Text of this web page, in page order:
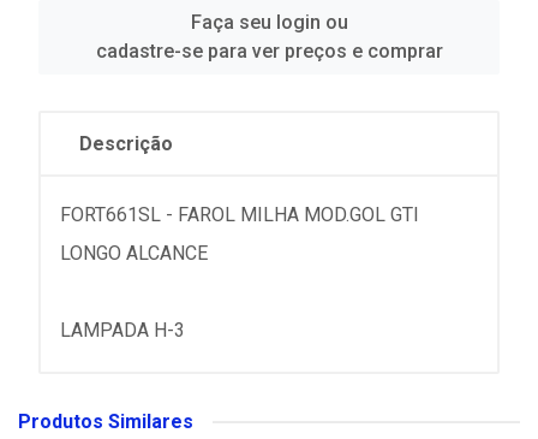
Faça seu login ou
cadastre-se para ver preços e comprar
Descrição
FORT661SL - FAROL MILHA MOD.GOL GTI
LONGO ALCANCE
LAMPADA H-3
Produtos Similares